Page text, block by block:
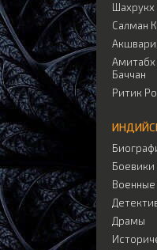
Шахрукх
Салман
Амитабх
Баччан
Ритик
Боевики
Военные
Драмы